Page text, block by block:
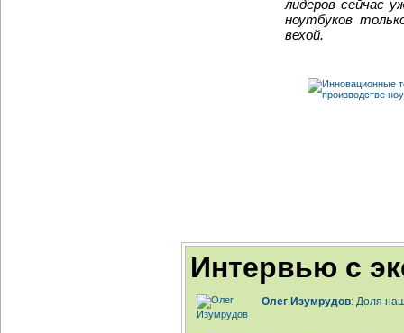
лидеров сейчас
ноутбуков
вехой.
Интервью с
Олег Изумрудов: Доля